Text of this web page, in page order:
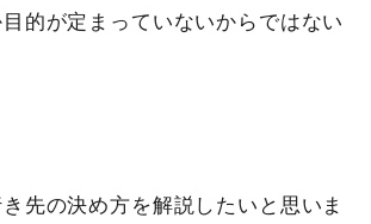
的が定まっていないからではない
先の決め方を解説したいと思いま